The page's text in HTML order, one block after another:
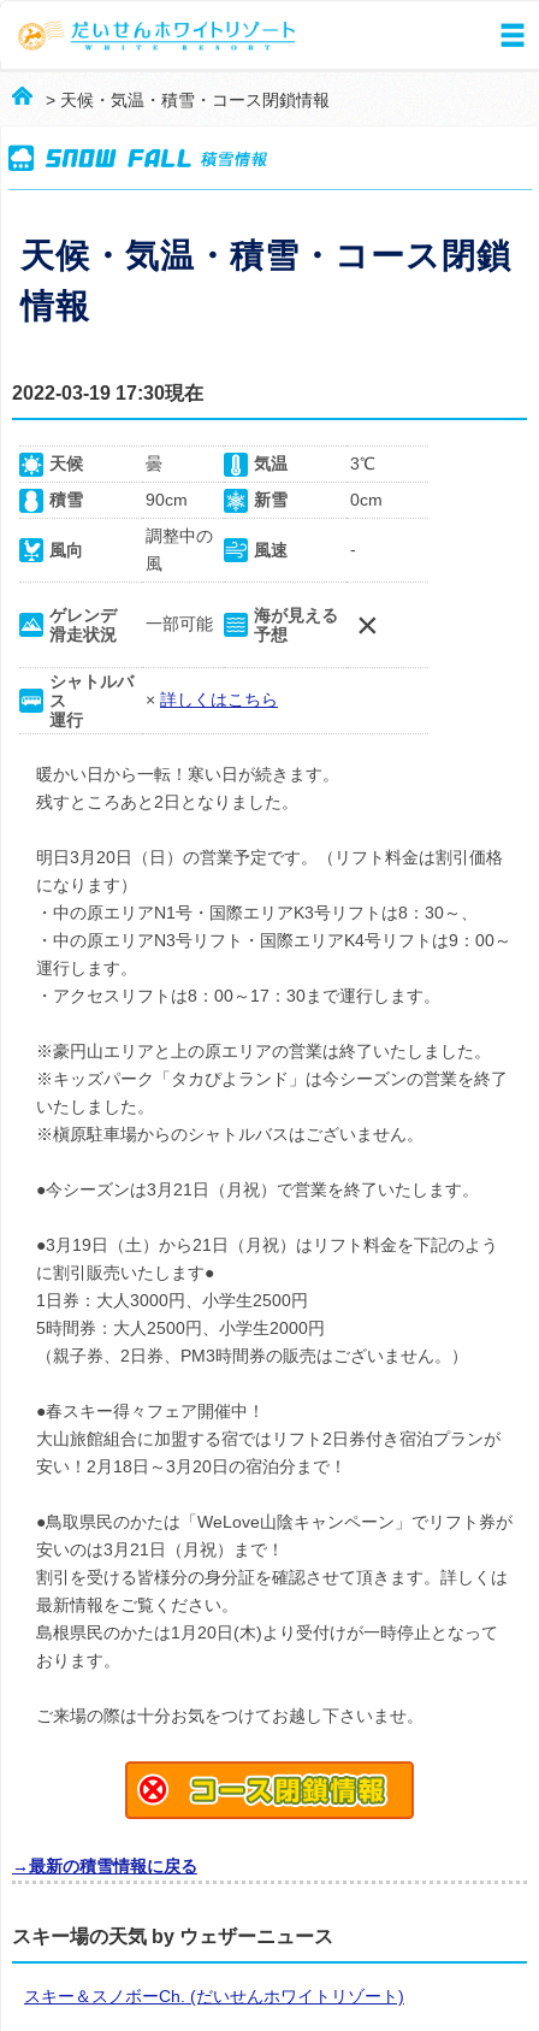
> 天候・気温・積雪・コース閉鎖情報
天候・気温・積雪・コース閉鎖
情報
2022-03-19 17:30現在
天候 曇 気温
3℃
積雪
90cm 新雪 0cm
風向
調整中の
風
風速 -
ゲレンデ
滑走状況
一部可能
海が見える
予想
×
シャトルバ
ス
運行
× 詳しくはこちら
暖かい日から一転！寒い日が続きます。
残すところあと2日となりました。
明日3月20日（日）の営業予定です。（リフト料金は割引価格
になります）
・中の原エリアN1号・国際エリアK3号リフトは8：30～、
・中の原エリアN3号リフト・国際エリアK4号リフトは9：00～
運行します。
・アクセスリフトは8：00～17：30まで運行します。
※豪円山エリアと上の原エリアの営業は終了いたしました。
※キッズパーク「タカぴよランド」は今シーズンの営業を終了
いたしました。
※槇原駐車場からのシャトルバスはございません。
●今シーズンは3月21日（月祝）で営業を終了いたします。
●3月19日（土）から21日（月祝）はリフト料金を下記のよう
に割引販売いたします●
1日券：大人3000円、小学生2500円
5時間券：大人2500円、小学生2000円
（親子券、2日券、PM3時間券の販売はございません。）
●春スキー得々フェア開催中！
大山旅館組合に加盟する宿ではリフト2日券付き宿泊プランが
安い！2月18日～3月20日の宿泊分まで！
●鳥取県民のかたは「WeLove山陰キャンペーン」でリフト券が
安いのは3月21日（月祝）まで！
割引を受ける皆様分の身分証を確認させて頂きます。詳しくは
最新情報をご覧ください。
島根県民のかたは1月20日(木)より受付けが一時停止となって
おります。
ご来場の際は十分お気をつけてお越し下さいませ。
→最新の積雪情報に戻る
スキー場の天気 by ウェザーニュース
スキー＆スノボーCh. (だいせんホワイトリゾート)